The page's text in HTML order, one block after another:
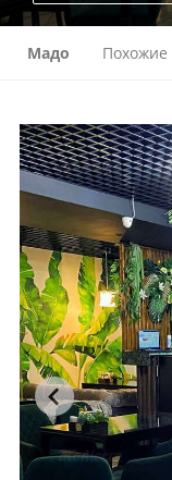
Мадо Похожие